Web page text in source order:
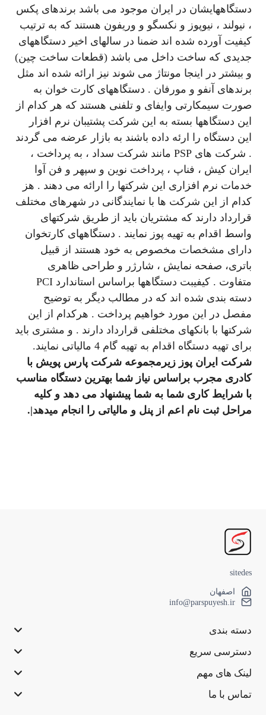
دستگاههایشان در ایران موجود می باشد برندهای پکس
، نیولند ، نیوپوز و نکسگو و وریفون هستند که به ترتیب
کیفیت آورده شده اند ضمنا در سالهای اخیر دستگاههای
جدیدی که ساخت داخل می باشد (قطعات ساخت چین)
و بیشتر در اینجا مونتاژ می شوند نیز ارائه شده اند مثل
برندهای آنفو و مورفان . دستگاههای کارت خوان به
صورت سیمکارتی وایفای و تلفنی هستند که هر کدام از
این دستگاهها بسته به این شرکت پشتیبان نرم افزار
این دستگاه را ارئه داده باشند به بازار عرضه می گردند
. شرکت های PSP مانند شرکت سداد ، به پرداخت ،
ایران کیش ، فناپ ، پرداخت نوین و سپهر و فن آوا
خدمات نرم افزاری این شرکتها را ارائه می دهند . هز
کدام از این شرکت ها با نمایندگانی در شهرهای مختلف
قرارداد دارند که مشتریان باید از طریق شرکتهای
واسط اقدام به تهیه پوز نمایند . دستگاههای کارتخوان
دارای مشخصات مخصوص به خود هستند از قبیل
باتری، صفحه نمایش ، شارژر و طراحی ظاهری
متفاوت . کیفیبت دستگاهها براساس استاندارد PCI
دسته بندی شده اند که در مطالب دیگر به توضیح
مفصل در این مورد خواهیم پرداخت . هرکدام از این
شرکتها با بانکهای مختلفی قرارداد دارند . و مشتری باید
برای تهیه دستگاه اقدام به تهیه گام 4 مالیاتی نمایند.
شرکت ایران پوز زیرمجموعه شرکت پارس پویش با
کادری مجرب براساس نیاز شما بهترین دستگاه مناسب
با شرایط کاری شما به شما پیشنهاد می دهد و کلیه
مراحل ثبت نام اعم از پنل و مالیاتی را انجام میدهد|.
sitedes
اصفهان
info@parspuyesh.ir
دسته بندی
دسترسی سریع
لینک های مهم
تماس با ما